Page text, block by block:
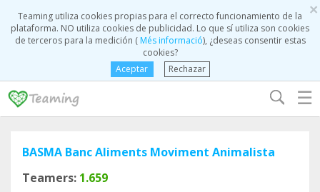
×
Teaming utiliza cookies propias para el correcto funcionamiento de la
plataforma. NO utiliza cookies de publicidad. Lo que sí utiliza son cookies
de terceros para la medición (Més informació), ¿deseas consentir estas
cookies?
Aceptar
Rechazar
☰
BASMA Banc Aliments Moviment Animalista
Teamers: 1.659